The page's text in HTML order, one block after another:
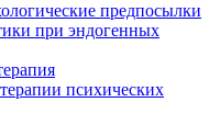
предпосылки
при эндогенных
психических